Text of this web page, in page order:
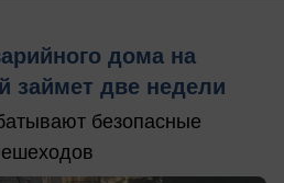
дома на
займет две недели
безопасные